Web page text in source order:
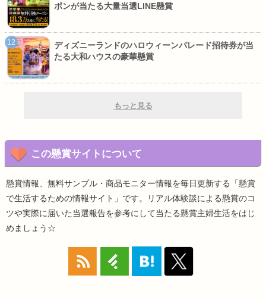
ポンが当たる大量当選LINE懸賞
ディズニーランドのハロウィーンパレード招待券が当
たる大和ハウスの豪華懸賞
もっと見る
この懸賞サイトについて
懸賞情報、無料サンプル・商品モニター情報を毎日更新する「懸賞
で生活するための情報サイト」です。リアル体験談による懸賞のコ
ツや実際に届いた当選報告を参考にして当たる懸賞主婦生活をはじ
めましょう☆